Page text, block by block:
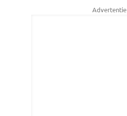
Advertentie